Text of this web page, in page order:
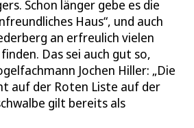
Schon länger gebe es die
Haus“, und auch
an erfreulich vielen
Das sei auch gut so,
Jochen Hiller: „Die
auf der Roten Liste auf der
gilt bereits als